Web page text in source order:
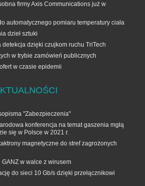
firmy Axis Communications już w
automatycznego pomiaru temperatury ciała
dzieł sztuki
detekcja dzięki czujkom ruchu TriTech
w trybie zamówień publicznych
w czasie epidemii
"Zabezpieczenia"
konferencja na temat gaszenia mgłą
się w Polsce w 2021 r.
magnetyczne do stref zagrożonych
w walce z wirusem
do sieci 10 Gb/s dzięki przełącznikowi